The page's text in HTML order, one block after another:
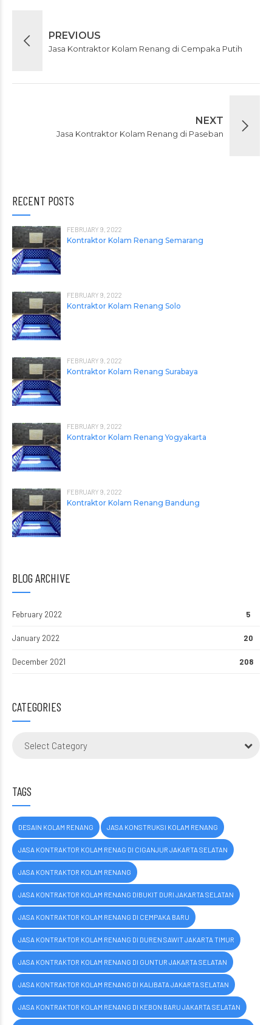
PREVIOUS
Jasa Kontraktor Kolam Renang di Cempaka Putih
NEXT
Jasa Kontraktor Kolam Renang di Paseban
RECENT POSTS
FEBRUARY 9, 2022
Kontraktor Kolam Renang Semarang
FEBRUARY 9, 2022
Kontraktor Kolam Renang Solo
FEBRUARY 9, 2022
Kontraktor Kolam Renang Surabaya
FEBRUARY 9, 2022
Kontraktor Kolam Renang Yogyakarta
FEBRUARY 9, 2022
Kontraktor Kolam Renang Bandung
BLOG ARCHIVE
February 2022 5
January 2022 20
December 2021 208
CATEGORIES
Select Category
TAGS
DESAIN KOLAM RENANG JASA KONSTRUKSI KOLAM RENANG
JASA KONTRAKTOR KOLAM RENAG DI CIGANJUR JAKARTA SELATAN
JASA KONTRAKTOR KOLAM RENANG
JASA KONTRAKTOR KOLAM RENANG DIBUKIT DURI JAKARTA SELATAN
JASA KONTRAKTOR KOLAM RENANG DI CEMPAKA BARU
JASA KONTRAKTOR KOLAM RENANG DI DUREN SAWIT JAKARTA TIMUR
JASA KONTRAKTOR KOLAM RENANG DI GUNTUR JAKARTA SELATAN
JASA KONTRAKTOR KOLAM RENANG DI KALIBATA JAKARTA SELATAN
JASA KONTRAKTOR KOLAM RENANG DI KEBON BARU JAKARTA SELATAN